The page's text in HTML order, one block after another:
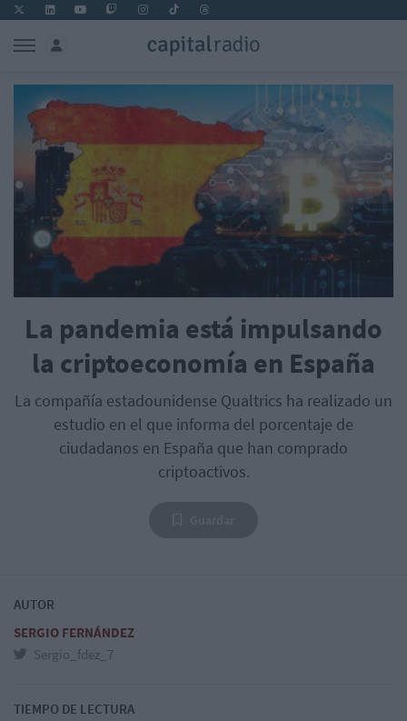
La pandemia está impulsando
la criptoeconomía en España
La compañía estadounidense Qualtrics ha realizado un
estudio en el que informa del porcentaje de
ciudadanos en España que han comprado
criptoactivos.
AUTOR
SERGIO FERNÁNDEZ
Sergio_fdez_7
TIEMPO DE LECTURA